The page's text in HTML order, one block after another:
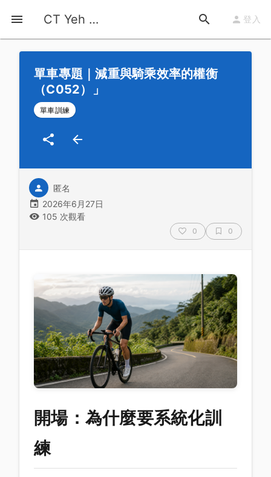
CT Yeh 公路車基地 登入
首頁 運動知識
單車專題｜減重與騎乘效率的權衡
（C052）」
單車訓練
匿名
2026年6月27日
105 次觀看
0 0
開場：為什麼要系統化訓
練